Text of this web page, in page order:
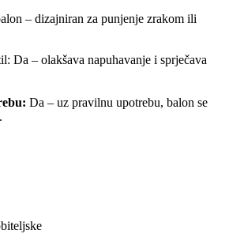
– dizajniran za punjenje zrakom ili
Da – olakšava napuhavanje i sprječava
Da – uz pravilnu upotrebu, balon se